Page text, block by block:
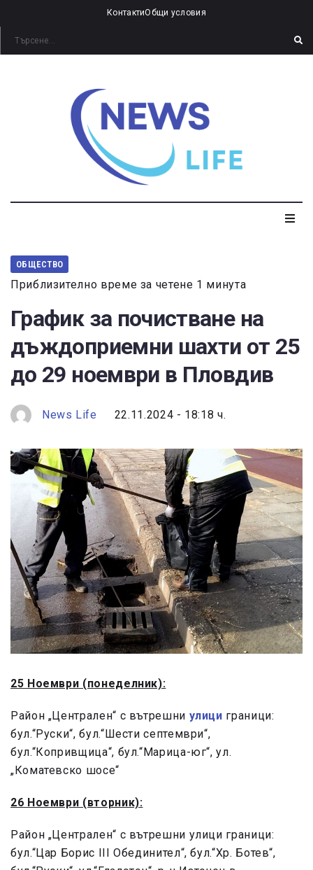
КонтактиОбщи условия
ОБЩЕСТВО
Приблизително време за четене 1 минута
График за почистване на
дъждоприемни шахти от 25
до 29 ноември в Пловдив
News Life 22.11.2024 - 18:18 ч.
25 Ноември (понеделник):
Район „Централен“ с вътрешни улици граници:
бул.“Руски“, бул.“Шести септември“,
бул.“Копривщица“, бул.“Марица-юг“, ул.
„Коматевско шосе“
26 Ноември (вторник):
Район „Централен“ с вътрешни улици граници:
бул.“Цар Борис III Обединител“, бул.“Хр. Ботев“,